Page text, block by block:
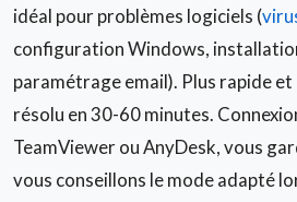
idéal pour problèmes logiciels (
configuration Windows,
paramétrage email). Plus rapide
résolu en 30-60 minutes.
TeamViewer ou AnyDesk, vous
vous conseillons le mode adapté